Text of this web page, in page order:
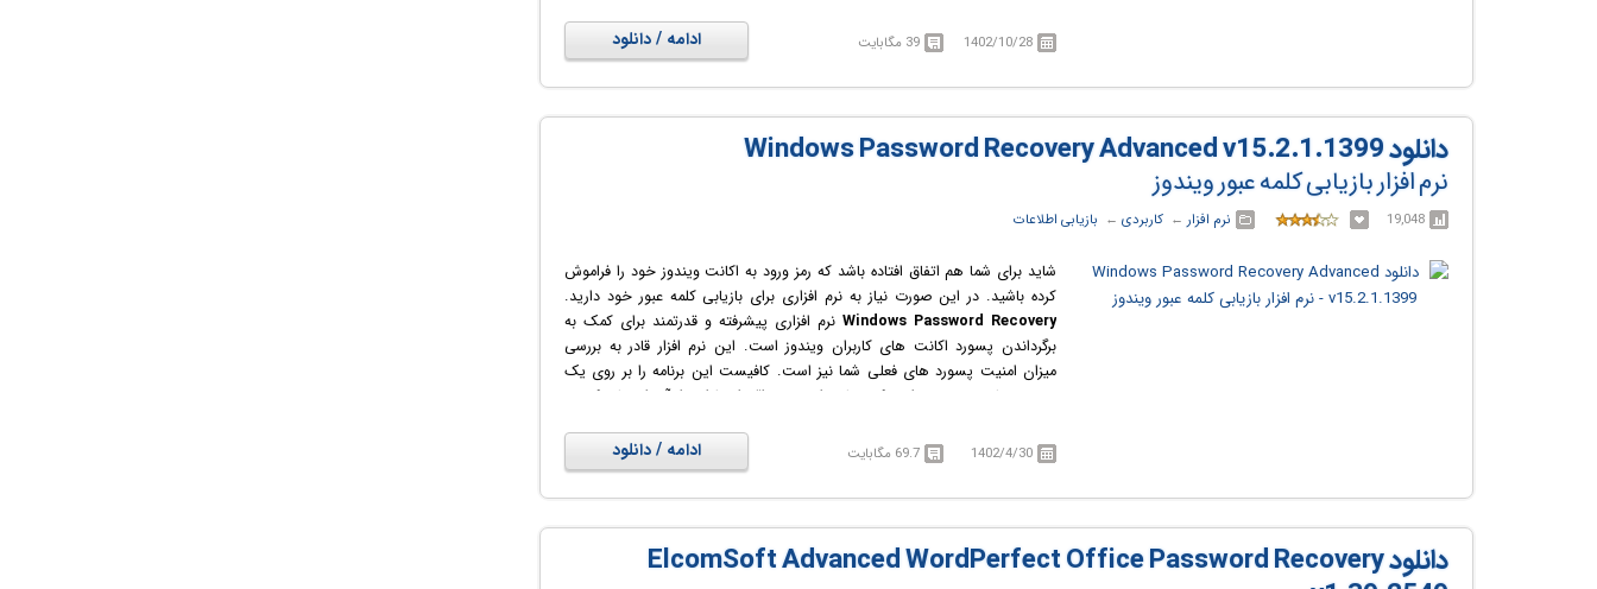
مشتری است که شرکت های بسیاری از آن استفاده می کنند و به هین دلیل
حساب های کاربری متعددی در آن ایجاد می کنند.Advanced Sage Recovery
Passwordبرنامه ای برای بازیابی رمزهای عبور از دست رفته یا فراموش شده فایل
های Symantec ACT! مانند BLB ،MUD و ADF/PAD است.
با استفاده از این نرم افزار می توانید رمزهای عبور مربوط به حساب های کاربری
Sage 50 Accounts پشتیبانی می کند.
1402/10/28 39 مگابایت ادامه / دانلود
دانلود Windows Password Recovery Advanced v15.2.1.1399
نرم افزار بازیابی کلمه عبور ویندوز
19,048 نرم افزار ← ‏ کاربردی ← ‏ بازیابی اطلاعات
شاید برای شما هم اتفاق افتاده باشد که رمز ورود به اکانت ویندوز خود را فراموش
کرده باشید. در این صورت نیاز به نرم افزاری برای بازیابی کلمه عبور خود دارید.
Windows Password Recovery نرم افزاری پیشرفته و قدرتمند برای کمک به
برگرداندن پسورد اکانت های کاربران ویندوز است. این نرم افزار قادر به بررسی
میزان امنیت پسورد های فعلی شما نیز است. کافیست این برنامه را بر روی یک
سی دی یا دی وی دی رایت کرده تا بتوانید در مواقع اضطراری از آن استفاده کنید.
1402/4/30 69.7 مگابایت ادامه / دانلود
دانلود ElcomSoft Advanced WordPerfect Office Password Recovery